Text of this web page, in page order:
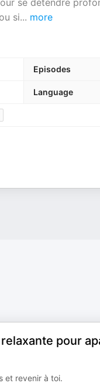
se détendre
si... more
Episodes
Language
pour
et revenir à toi.